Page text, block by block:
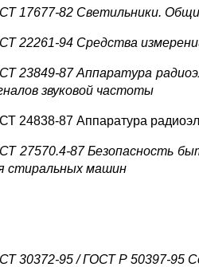
17677-82 Светильники.
22261-94 Средства
23849-87 Аппаратура
звуковой частоты
24838-87 Аппаратура
27570.4-87 Безопасность
стиральных машин
30372-95 / ГОСТ Р 50397-95